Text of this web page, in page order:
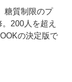
糖質制限のプ
200人を超え
の決定版で